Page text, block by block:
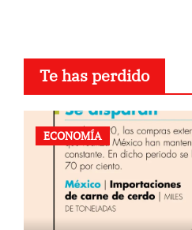
Te has perdido
ECONOMÍA